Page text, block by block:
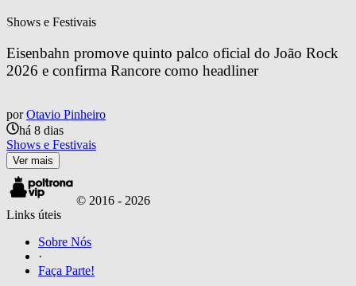
Shows e Festivais
Eisenbahn promove quinto palco oficial do João Rock
2026 e confirma Rancore como headliner
por Otavio Pinheiro
há 8 dias
Shows e Festivais
Ver mais
© 2016 - 2026
Links úteis
Sobre Nós
·
Faça Parte!